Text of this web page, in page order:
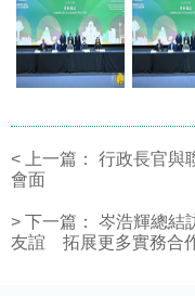
< 上一篇：
行政長官與
會面
> 下一篇：
岑浩輝總結
友誼 拓展更多實務合